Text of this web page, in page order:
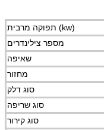
תפוקה מרבית (kw)
מספר צילינדרים
שאיפה
מחזור
סוג דלק
סוג שריפה
סוג קירור